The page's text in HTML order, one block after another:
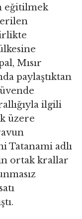
eğitilmek
Mısır
paylaştıktan
ilgili
üzere
Tatanami adlı
ortak krallar